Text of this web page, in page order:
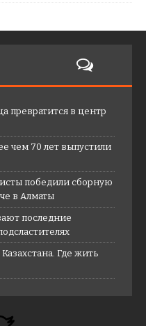
превратится в центр
чем 70 лет выпустили
победили сборную
в Алматы
последние
Где жить